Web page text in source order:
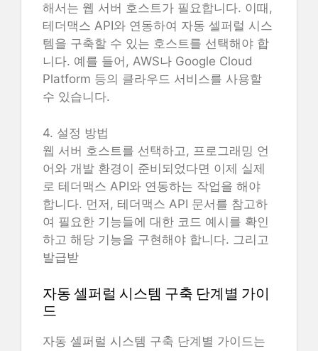
해서는 웹 서버 호스트가 필요합니다. 이때,
테더맥스 API와 연동하여 자동 셀퍼럴 시스
템을 구축할 수 있는 호스트를 선택해야 합
니다. 예를 들어, AWS나 Google Cloud
Platform 등의 클라우드 서비스를 사용할
수 있습니다.
4. 설정 방법
웹 서버 호스트를 선택하고, 프로그래밍 언
어와 개발 환경이 준비되었다면 이제 실제
로 테더맥스 API와 연동하는 작업을 해야
합니다. 먼저, 테더맥스 API 문서를 참고하
여 필요한 기능들에 대한 코드 예시를 확인
하고 해당 기능을 구현해야 합니다. 그리고
발급받
자동 셀퍼럴 시스템 구축 단계별 가이
드
자동 셀퍼럴 시스템 구축 단계별 가이드는